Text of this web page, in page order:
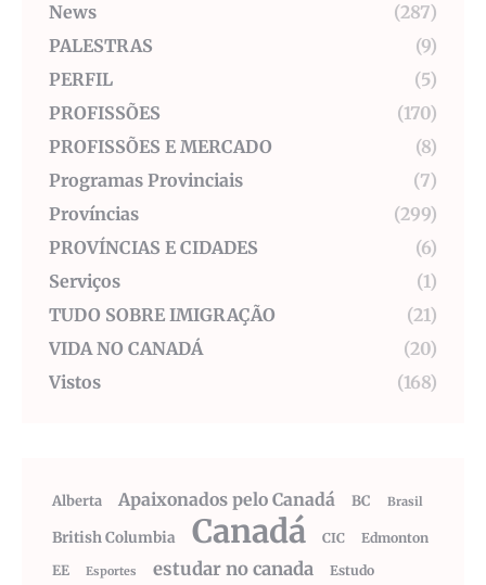
News
(287)
PALESTRAS
(9)
PERFIL
(5)
PROFISSÕES
(170)
PROFISSÕES E MERCADO
(8)
Programas Provinciais
(7)
Províncias
(299)
PROVÍNCIAS E CIDADES
(6)
Serviços
(1)
TUDO SOBRE IMIGRAÇÃO
(21)
VIDA NO CANADÁ
(20)
Vistos
(168)
Alberta Apaixonados pelo Canadá BC Brasil
British Columbia Canadá CIC
Edmonton
EE
Esportes estudar no canada Estudo